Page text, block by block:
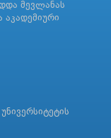
მევლანას
აკადემიური